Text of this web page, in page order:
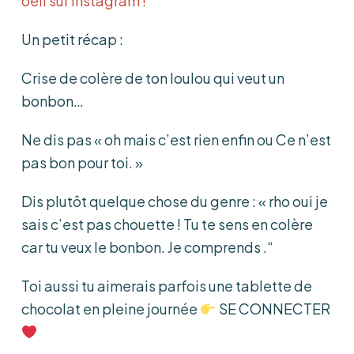
Un petit récap :
Crise de colère de ton loulou qui veut un
bonbon…
Ne dis pas « oh mais c’est rien enfin ou Ce n’est
pas bon pour toi. »
Dis plutôt quelque chose du genre : « rho oui je
sais c’est pas chouette ! Tu te sens en colère
car tu veux le bonbon. Je comprends .“
Toi aussi tu aimerais parfois une tablette de
chocolat en pleine journée
SE CONNECTER